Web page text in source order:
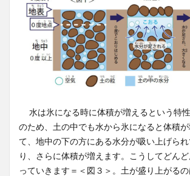
水は氷になる時に体積が増えるという特
のため、土の中でも水から氷になると体積
て、地中の下の方にある水分が吸い上げら
り、さらに体積が増えます。こうしてどん
っていきます＝＜図３＞。土が盛り上がる